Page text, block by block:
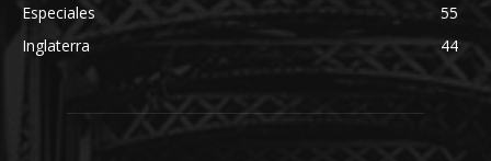
Especiales
55
Inglaterra
44